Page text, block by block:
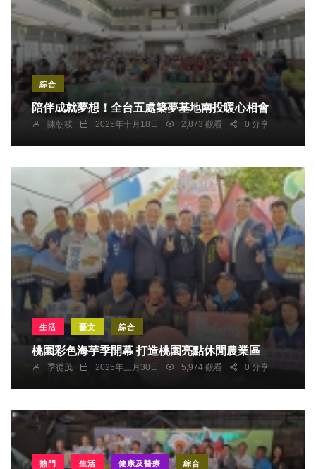
綜合
陪伴成就夢想！全台五處築夢基地南投暖心相會
陳朝枝 2025年十月18日 2,873 觀看 0 分享
生活 藝文 綜合
桃園彩色海芋季開幕 打造桃園亮點休閒農業區
季從茂 2025年三月30日 5,974 觀看 0 分享
熱門 生活 健康及醫療 綜合